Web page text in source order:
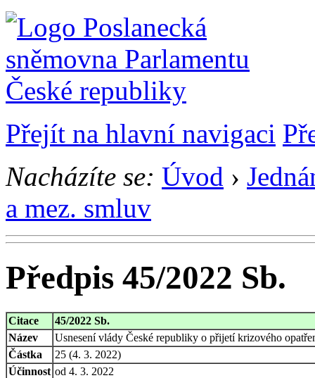
Přejít na hlavní navigaci
Nacházíte se: Úvod ›
a mez. smluv
Předpis 45/2022 Sb.
Citace
45/2022 Sb.
Název
Usnesení vlády České republiky o přijetí krizového
Částka
25 (4. 3. 2022)
Účinnost od 4. 3. 2022